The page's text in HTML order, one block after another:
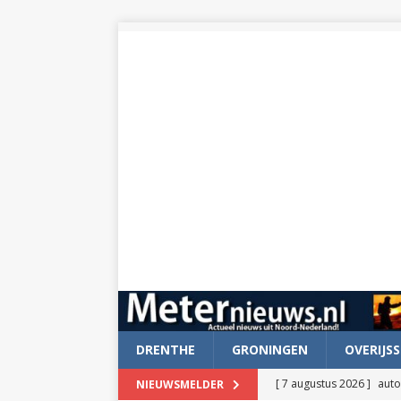
DRENTHE GRONINGEN
NIEUWSMELDER [ 7 augustus 2026 ]